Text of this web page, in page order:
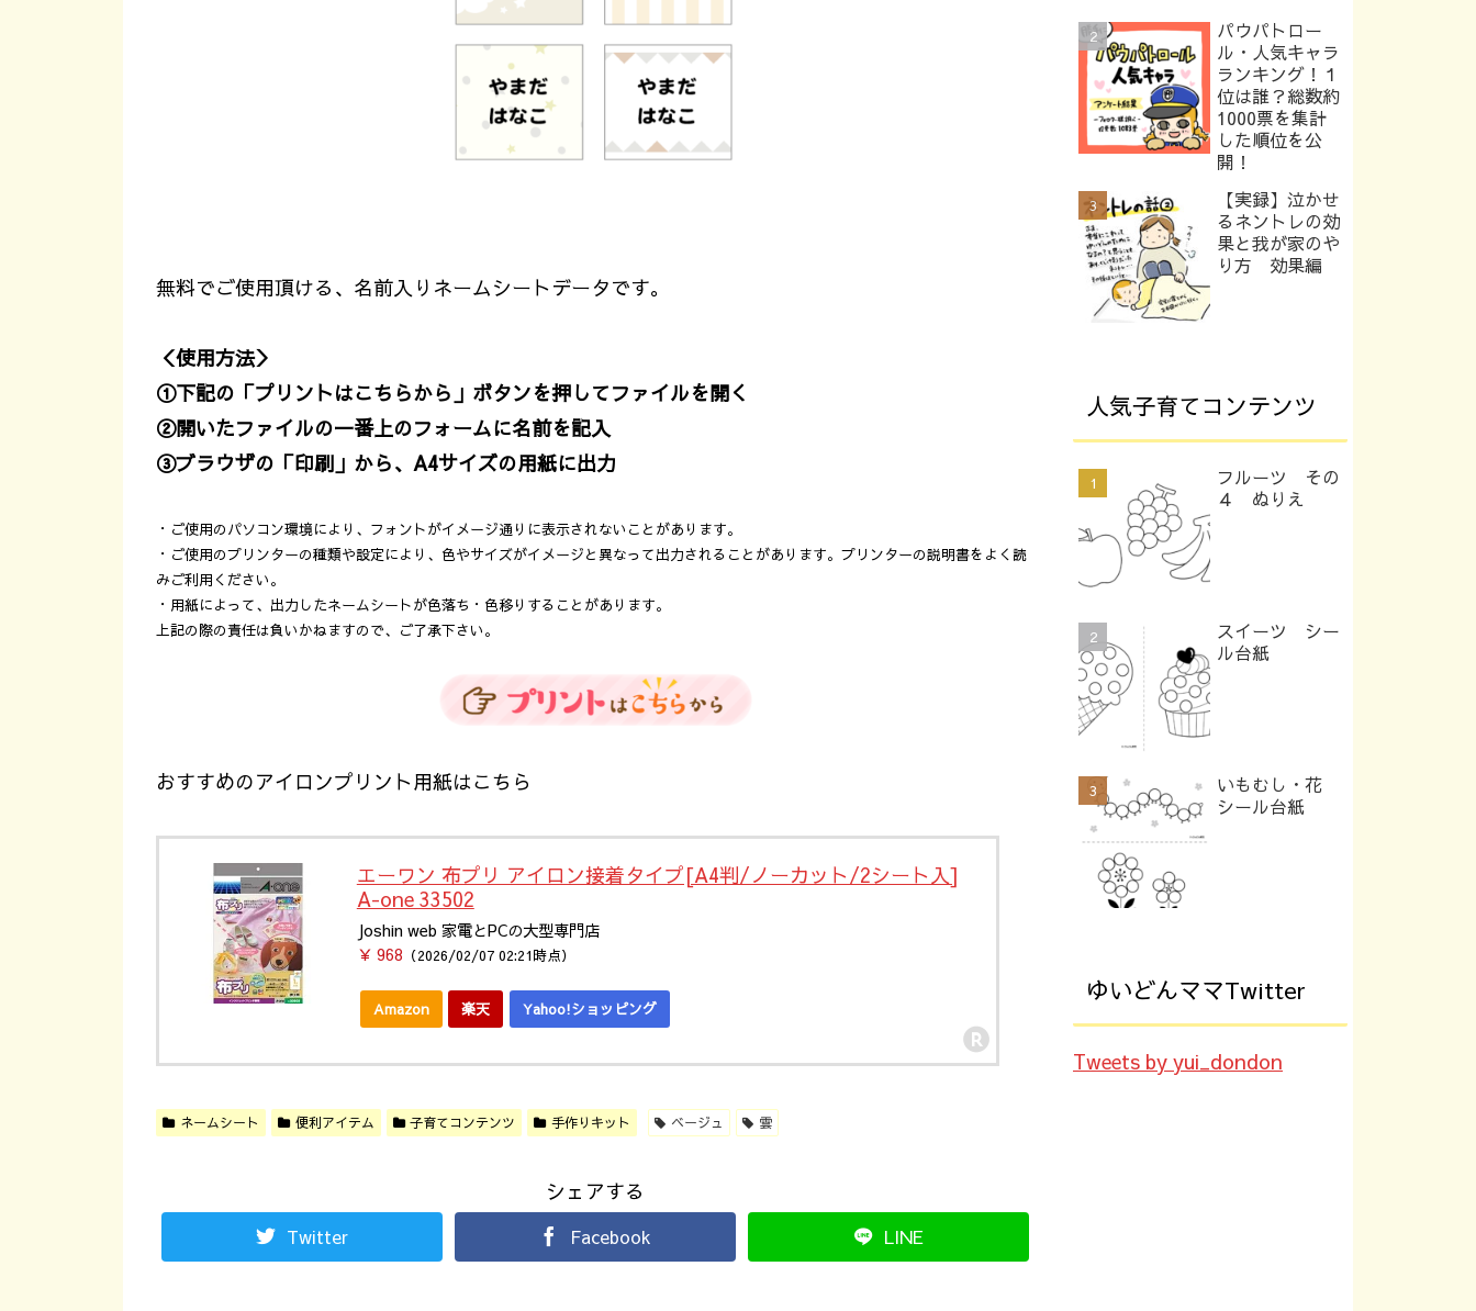
無料でご使用頂ける、名前入りネームシートデータです。
＜使用方法＞
①下記の「プリントはこちらから」ボタンを押してファイルを開く
②開いたファイルの一番上のフォームに名前を記入
③ブラウザの「印刷」から、A4サイズの用紙に出力
・ご使用のパソコン環境により、フォントがイメージ通りに表示されないことがあります。
・ご使用のプリンターの種類や設定により、色やサイズがイメージと異なって出力されることがあります。プリンターの説明書をよく読
みご利用ください。
・用紙によって、出力したネームシートが色落ち・色移りすることがあります。
上記の際の責任は負いかねますので、ご了承下さい。
おすすめのアイロンプリント用紙はこちら
エーワン 布プリ アイロン接着タイプ[A4判/ノーカット/2シート入]
A-one 33502
Joshin web 家電とPCの大型専門店
￥ 968 （2026/02/07 02:21時点）
Amazon 楽天 Yahoo!ショッピング
ネームシート 便利アイテム 子育てコンテンツ 手作りキット ベージュ 雲
シェアする
Twitter Facebook LINE
パウパトロー
ル・人気キャラ
ランキング！１
位は誰？総数約
1000票を集計
した順位を公
開！
【実録】泣かせ
るネントレの効
果と我が家のや
り方 効果編
人気子育てコンテンツ
フルーツ その
４ ぬりえ
スイーツ シー
ル台紙
いもむし・花
シール台紙
ゆいどんママTwitter
Tweets by yui_dondon